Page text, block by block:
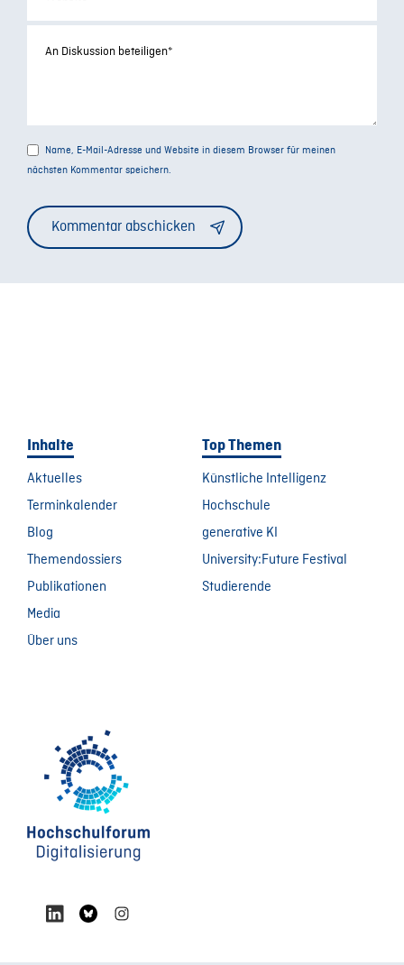
Name, E-Mail-Adresse und Website in diesem Browser für meinen
nächsten Kommentar speichern.
Inhalte
Aktuelles
Terminkalender
Blog
Themendossiers
Publikationen
Media
Über uns
Top Themen
Künstliche Intelligenz
Hochschule
generative KI
University:Future Festival
Studierende